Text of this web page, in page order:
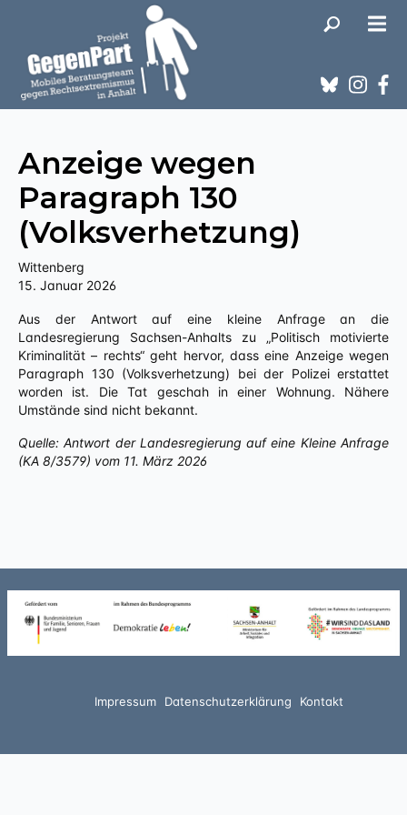
Anzeige wegen
Paragraph 130
(Volksverhetzung)
Wittenberg
15. Januar 2026
Aus der Antwort auf eine kleine Anfrage an die
Landesregierung Sachsen-Anhalts zu „Politisch motivierte
Kriminalität – rechts“ geht hervor, dass eine Anzeige wegen
Paragraph 130 (Volksverhetzung) bei der Polizei erstattet
worden ist. Die Tat geschah in einer Wohnung. Nähere
Umstände sind nicht bekannt.
Quelle: Antwort der Landesregierung auf eine Kleine Anfrage
(KA 8/3579) vom 11. März 2026
Impressum Datenschutzerklärung Kontakt